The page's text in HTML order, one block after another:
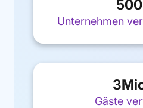
500
Unternehmen
3
Gäste